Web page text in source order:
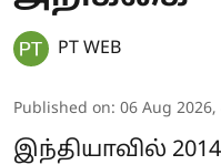
PT WEB
Published on: 06 Aug 2026,
இந்தியாவில்